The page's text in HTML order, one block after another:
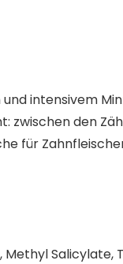
intensivem
den
für
Salicylate,